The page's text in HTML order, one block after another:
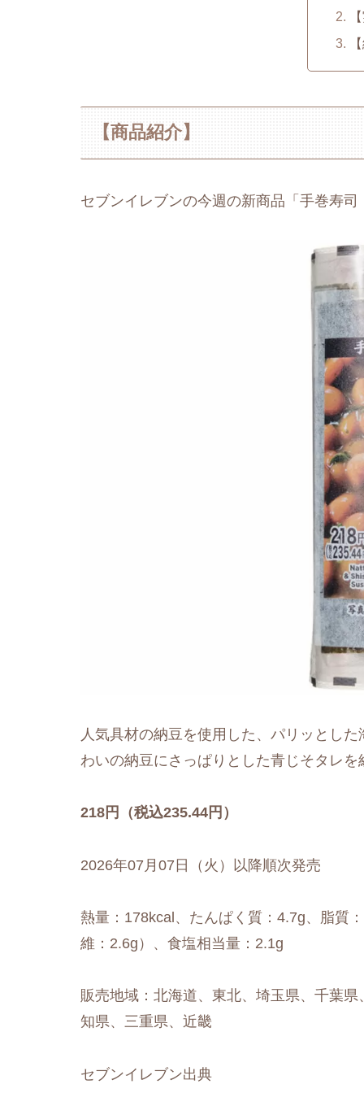
【商品紹介】
セブンイレブンの今週の新商品「手巻寿
人気具材の納豆を使用した、パリッとし
わいの納豆にさっぱりとした青じそタレを
218円（税込235.44円）
2026年07月07日（火）以降順次発売
熱量：178kcal、たんぱく質：4.7g、脂質
維：2.6g）、食塩相当量：2.1g
販売地域：北海道、東北、埼玉県、千葉
知県、三重県、近畿
セブンイレブン出典